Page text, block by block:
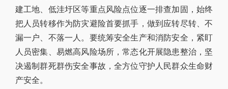
建工地、低洼圩区等重点风险点位逐一排查加固，始终
把人员转移作为防灾避险首要抓手，做到应转尽转、不
漏一户、不落一人。要统筹安全生产和消防安全，紧盯
人员密集、易燃高风险场所，常态化开展隐患整治，坚
决遏制群死群伤安全事故，全方位守护人民群众生命财
产安全。